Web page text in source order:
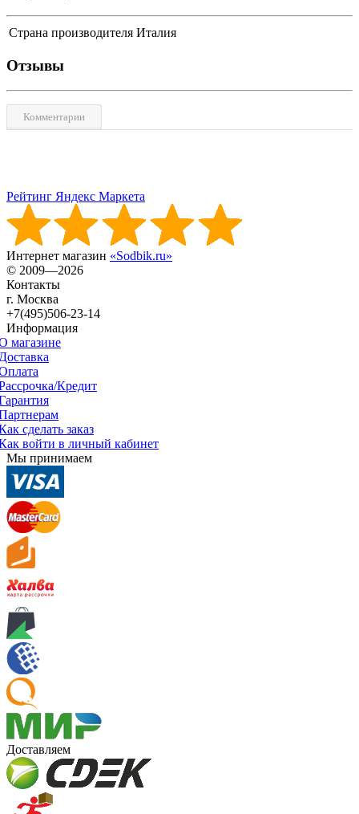
Страна производителя Италия
Отзывы
Комментарии
Рейтинг Яндекс Маркета
Интернет магазин «Sodbik.ru»
© 2009—2026
Контакты
г. Москва
+7(495)506-23-14
Информация
магазине
Кредит
сделать заказ
войти в личный кабинет
Мы принимаем
Доставляем